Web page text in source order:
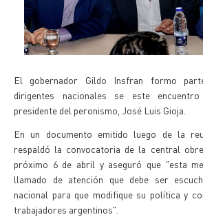
El gobernador Gildo Insfran formo
dirigentes nacionales se este
presidente del peronismo, José Luis Gioja.
En un documento emitido luego de la
respaldó la convocatoria de la central
próximo 6 de abril y aseguró que "esta
llamado de atención que debe ser
nacional para que modifique su política y
trabajadores argentinos".